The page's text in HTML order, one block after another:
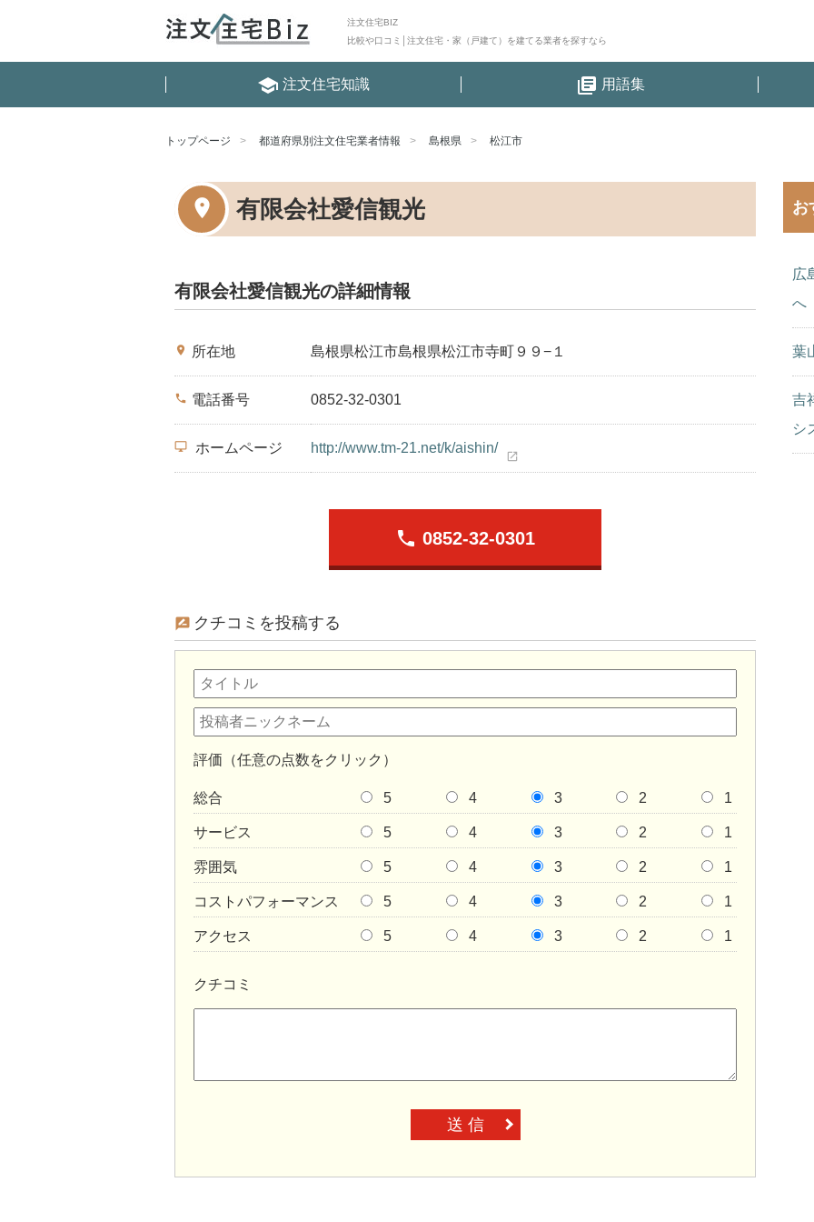
注文住宅BIZ
比較や口コミ│注文住宅・家（戸建て）を建てる業者を探すなら
school 注文住宅知識 library_books 用語集
トップページ 都道府県別注文住宅業者情報 島根県 松江市
有限会社愛信観光
有限会社愛信観光の詳細情報
place 所在地 島根県松江市島根県松江市寺町９９−１
phone 電話番号 0852-32-0301
desktop_windows ホームページ http://www.tm-21.net/k/aishin/
open_in_new
phone 0852-32-0301
クチコミを投稿する
評価（任意の点数をクリック）
総合 5 4 3 2 1
サービス 5 4 3 2 1
雰囲気 5 4 3 2 1
コストパフォーマンス 5 4 3 2 1
アクセス 5 4 3 2 1
クチコミ
送 信
お
広
へ
葉
吉
シ